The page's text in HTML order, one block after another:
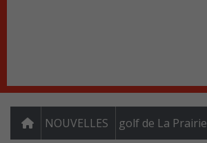
NOUVELLES golf de La Prairie